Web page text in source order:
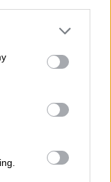
or more Google
You may click to
party tags to
in below Google
μια τόσο
της
του ΣΥΡΙΖΑ
και
«νέο κύμα του
και